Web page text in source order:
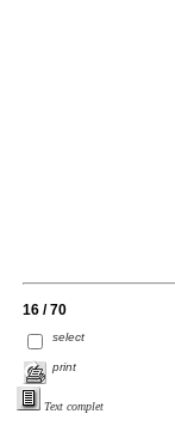
16 / 70
select
print
Text complet